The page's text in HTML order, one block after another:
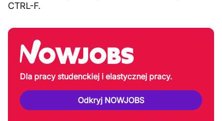
CTRL-F.
Dla pracy studenckiej i elastycznej pracy.
Odkryj NOWJOBS